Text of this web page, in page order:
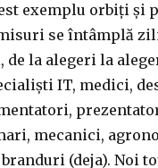
exemplu orbiți și
se întâmplă
de la alegeri la
IT, medici,
mecanici,
(deja). Noi